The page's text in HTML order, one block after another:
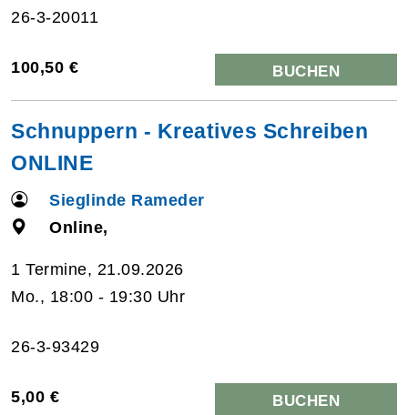
26-3-20011
100,50 € BUCHEN
Schnuppern - Kreatives Schreiben
ONLINE
Sieglinde Rameder
Online,
1 Termine, 21.09.2026
Mo., 18:00 - 19:30 Uhr
26-3-93429
5,00 € BUCHEN